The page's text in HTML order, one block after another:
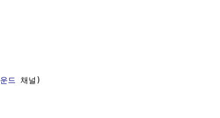
드 채널)